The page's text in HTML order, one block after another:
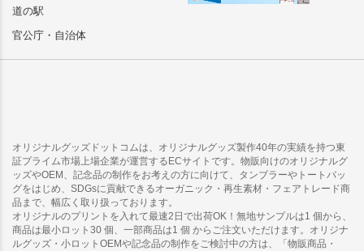
道の駅
官公庁・自治体
オリジナルグッズドットコムは、オリジナルグッズ製作40年の実績を持つ東
証プライム市場上場企業が運営するECサイトです。物販向けのオリジナルグ
ッズやOEM、記念品の制作をお考えの方に向けて、タンブラーやトートバッ
グをはじめ、SDGsに貢献できるオーガニック・再生素材・フェアトレード商
品まで、幅広く取り扱っております。
オリジナルのプリントを入れて最速2日で出荷OK！無地サンプルは1 個から、
商品は最小ロット30 個、一部商品は1 個 からご注文いただけます。オリジナ
ルグッズ・小ロットOEMや記念品の制作をご検討中の方は、「物販商品・